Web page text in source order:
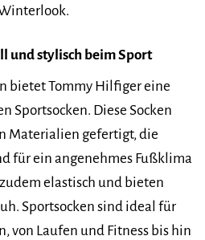
und stylisch beim Sport
bietet Tommy Hilfiger eine
Sportsocken. Diese Socken
Materialien gefertigt, die
für ein angenehmes Fußklima
elastisch und bieten
Sportsocken sind ideal für
von Laufen und Fitness bis hin